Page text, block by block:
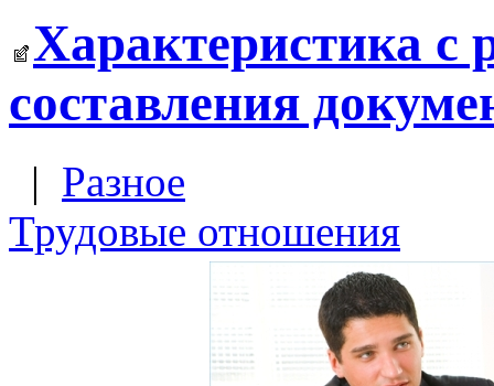
Характеристика с
составления
| Разное
Трудовые отношения